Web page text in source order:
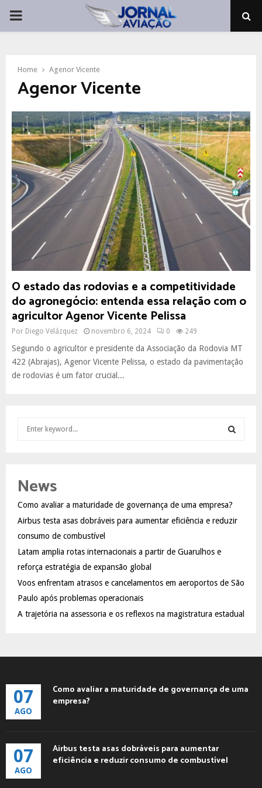
PRIMARY
Home Agenor Vicente
Agenor Vicente
O estado das rodovias e a competitividade
do agronegócio: entenda essa relação com o
agricultor Agenor Vicente Pelissa
Por Diego Velázquez novembro 6, 2024 0 249
Segundo o agricultor e presidente da Associação da Rodovia MT
422 (Abrajas), Agenor Vicente Pelissa, o estado da pavimentação
de rodovias é um fator crucial...
h
o
r
:
R
News
Como avaliar a maturidade de governança de uma empresa?
Airbus testa asas dobráveis para aumentar eficiência e reduzir
consumo de combustível
Latam amplia rotas internacionais a partir de Guarulhos e
reforça estratégia de expansão global
Voos enfrentam atrasos e cancelamentos em aeroportos de São
Paulo após problemas operacionais
A trajetória na assessoria e os reflexos na magistratura estadual
07
AGO
Como avaliar a maturidade de governança de uma
empresa?
07
AGO
Airbus testa asas dobráveis para aumentar
eficiência e reduzir consumo de combustível